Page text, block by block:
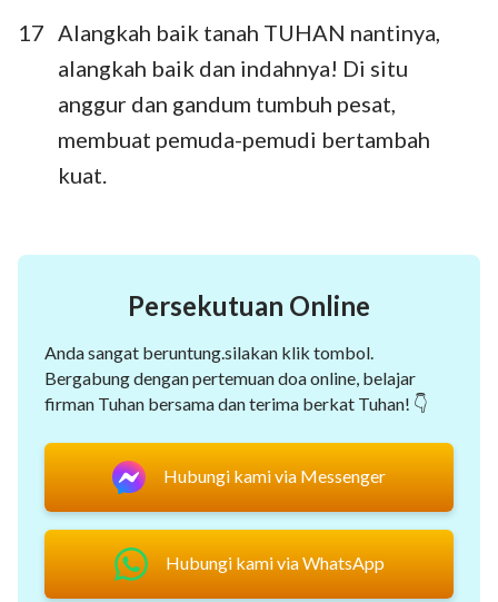
17 Alangkah baik tanah TUHAN nantinya,
alangkah baik dan indahnya! Di situ
anggur dan gandum tumbuh pesat,
membuat pemuda-pemudi bertambah
kuat.
Persekutuan Online
Anda sangat beruntung.silakan klik tombol.
Bergabung dengan pertemuan doa online, belajar
firman Tuhan bersama dan terima berkat Tuhan! 👇
Hubungi kami via Messenger
Hubungi kami via WhatsApp